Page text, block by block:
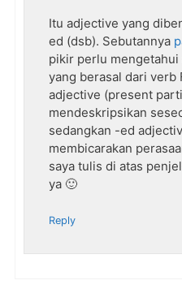
Itu adjective yang
ed (dsb). Sebutannya
pikir perlu mengetahui
yang berasal dari verb
adjective (present
mendeskripsikan
sedangkan -ed
membicarakan
saya tulis di atas
ya 🙂
Reply